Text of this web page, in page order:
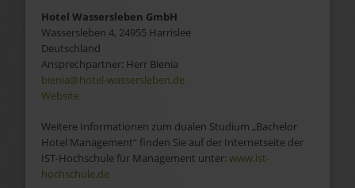
Hotel Wassersleben GmbH
Wassersleben 4, 24955 Harrislee
Deutschland
Ansprechpartner: Herr Bienia
bienia@hotel-wassersleben.de
Website
Weitere Informationen zum dualen Studium „Bachelor
Hotel Management“ finden Sie auf der Internetseite der
IST-Hochschule für Management unter: www.ist-
hochschule.de